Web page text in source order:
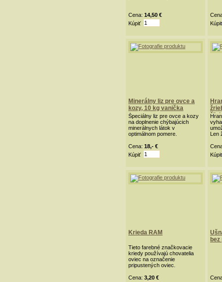
Cena: 14,50 €
Kúpiť
Kúpiť
Minerálny liz pre ovce a
kozy, 10 kg vanička
Špeciálny liz pre ovce a kozy
na doplnenie chýbajúcich
minerálnych látok v
optimálnom pomere.
Cena: 18,- €
Kúpiť
Len
Kúpiť
Krieda RAM
Tieto farebné značkovacie
kriedy používajú chovatelia
oviec na označenie
pripustených oviec.
Cena: 3,20 €